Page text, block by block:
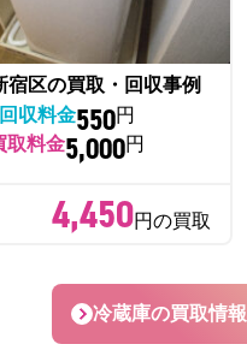
宿区の買取・回収事例
回収料金550円
取料金5,000円
4,450円の買取
冷蔵庫の買取情報